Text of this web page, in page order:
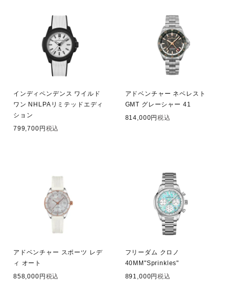
インディペンデンス ワイルド
ワン NHLPAリミテッドエディ
ション
799,700
税込
アドベンチャー ネベレスト
GMT グレーシャー 41
814,000
税込
アドベンチャー スポーツ レデ
ィ オート
858,000
税込
フリーダム クロノ
40MM"Sprinkles"
891,000
税込